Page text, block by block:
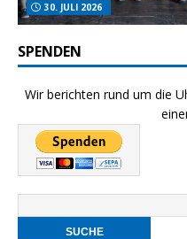
30. JULI 2026
SPENDEN
Wir berichten rund um die